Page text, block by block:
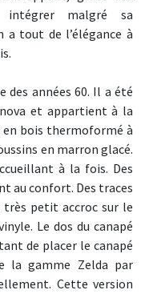
intégrer malgré sa
a tout de l’élégance à
des années 60. Il a été
et appartient à la
bois thermoformé à
en marron glacé.
à la fois. Des
au confort. Des traces
très petit accroc sur le
Le dos du canapé
de placer le canapé
la gamme Zelda par
Cette version